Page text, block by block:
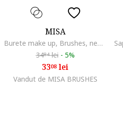
MISA
Burete make up, Brushes, negru, 5 gr
3484lei - 5%
3308 lei
Vandut de MISA BRUSHES